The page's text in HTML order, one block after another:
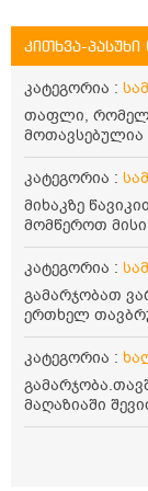
კითხვა-
კატეგორია :
თაფლი,
პლასტმასის
სასარგებლო
მირთმევა?
კატეგორია :
მიხაკზე
მომწეროთ
მიხაკის ჩაი.
ოდნავ დაბალი
კატეგორია :
გამარჯობათ
ერთხელ
დამეწყო
ასე ცუდად არ
მეტინდა კიდე
სახლში კარგად
სმაგაზეხ კი
ბაღში ჯოხში
ფეხებიდან
კატეგორია :
მაღაზიაში
დალევის წესი
წავიკითხე
კოვზი